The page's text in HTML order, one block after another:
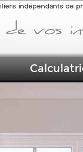
indépendants de